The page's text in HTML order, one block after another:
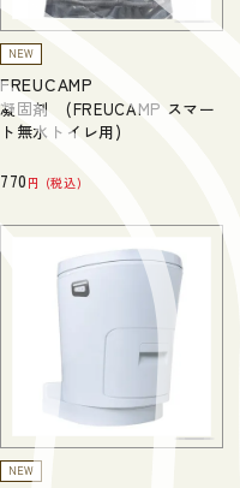
NEW
FREUCAMP
凝固剤 (FREUCAMP スマー
ト無水トイレ用)
770 税込
NEW